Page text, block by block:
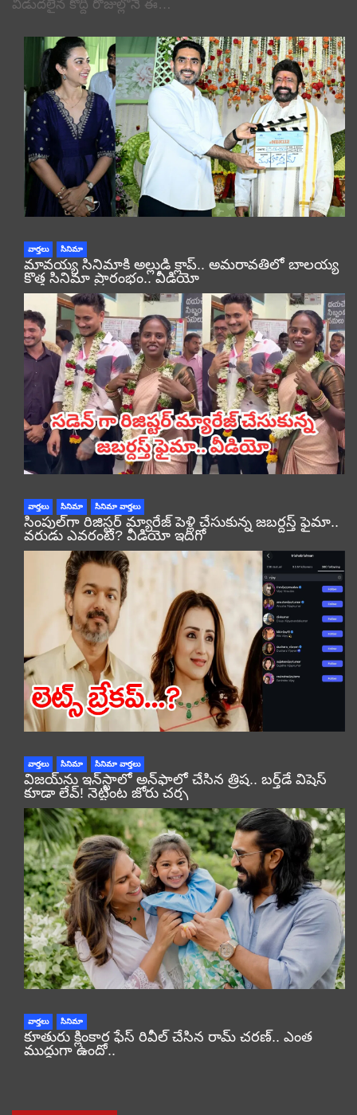
విడుదలైన కొద్ది రోజుల్లోనే ఈ…
వార్తలు సినిమా
మావయ్య సినిమాకి అల్లుడి క్లాప్.. అమరావతిలో బాలయ్య
కొత్త సినిమా ప్రారంభం.. వీడియో
వార్తలు సినిమా సినిమా వార్తలు
సింపుల్‌గా రిజిస్టర్‌ మ్యారేజ్ పెళ్లి చేసుకున్న జబర్దస్త్ ఫైమా..
వరుడు ఎవరంటే? వీడియో ఇదిగో
వార్తలు సినిమా సినిమా వార్తలు
విజయ్‌ను ఇన్‌స్టాలో అన్‌ఫాలో చేసిన త్రిష.. బర్త్‌డే విషెస్
కూడా లేవ్! నెట్టింట జోరు చర్చ
వార్తలు సినిమా
కూతురు క్లింకార ఫేస్ రివీల్ చేసిన రామ్ చరణ్.. ఎంత
ముద్దుగా ఉందో..